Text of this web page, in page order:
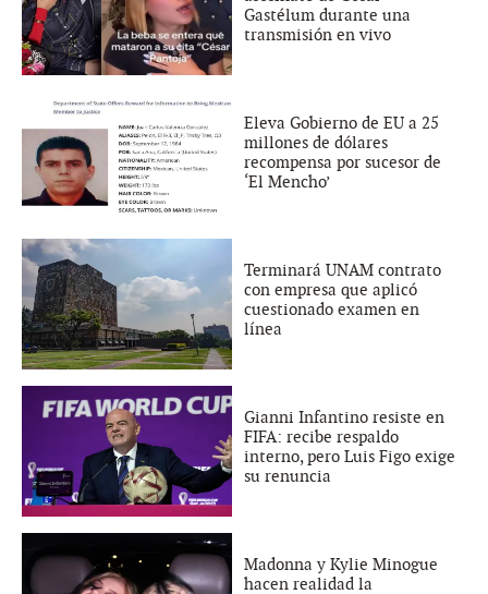
Gastélum durante una
transmisión en vivo
Eleva Gobierno de EU a 25
millones de dólares
recompensa por sucesor de
‘El Mencho’
Terminará UNAM contrato
con empresa que aplicó
cuestionado examen en
línea
Gianni Infantino resiste en
FIFA: recibe respaldo
interno, pero Luis Figo exige
su renuncia
Madonna y Kylie Minogue
hacen realidad la